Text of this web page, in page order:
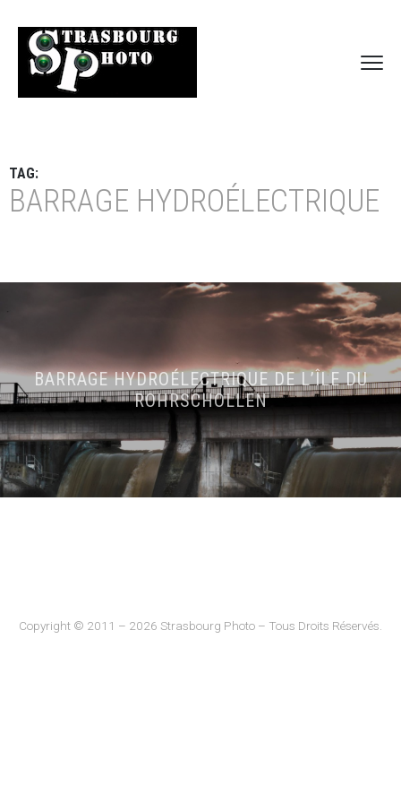
TAG:
BARRAGE HYDROÉLECTRIQUE
BARRAGE HYDROÉLECTRIQUE DE L’ÎLE DU
ROHRSCHOLLEN
Copyright © 2011 – 2026 Strasbourg Photo – Tous Droits Réservés.